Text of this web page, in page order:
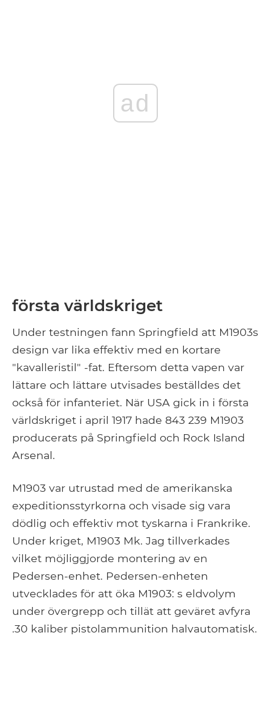
ad
första världskriget
Under testningen fann Springfield att M1903s
design var lika effektiv med en kortare
"kavalleristil" -fat. Eftersom detta vapen var
lättare och lättare utvisades beställdes det
också för infanteriet. När USA gick in i första
världskriget i april 1917 hade 843 239 M1903
producerats på Springfield och Rock Island
Arsenal.
M1903 var utrustad med de amerikanska
expeditionsstyrkorna och visade sig vara
dödlig och effektiv mot tyskarna i Frankrike.
Under kriget, M1903 Mk. Jag tillverkades
vilket möjliggjorde montering av en
Pedersen-enhet. Pedersen-enheten
utvecklades för att öka M1903: s eldvolym
under övergrepp och tillät att geväret avfyra
.30 kaliber pistolammunition halvautomatisk.